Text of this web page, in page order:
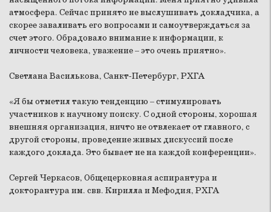
атмосфера. Сейчас принято не выслушивать докладчика, а
скорее заваливать его вопросами и самоутверждаться за
счет этого. Обрадовало внимание к информации, к
личности человека, уважение – это очень приятно».
Светлана Василькова, Санкт-Петербург, РХГА
«Я бы отметил такую тенденцию – стимулировать
участников к научному поиску. С одной стороны, хорошая
внешняя организация, ничто не отвлекает от главного, с
другой стороны, проведение живых дискуссий после
каждого доклада. Это бывает не на каждой конференции».
Сергей Черкасов, Общецерковная аспирантура и
докторантура им. свв. Кирилла и Мефодия, РХГА